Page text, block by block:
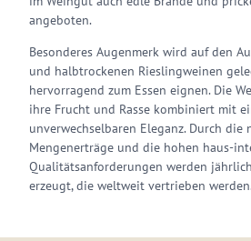
angeboten.
Besonderes Augenmerk wird auf den
und halbtrockenen Rieslingweinen
hervorragend zum Essen eignen. Die
ihre Frucht und Rasse kombiniert mit
unverwechselbaren Eleganz. Durch die
Mengenerträge und die hohen haus-
Qualitätsanforderungen werden
erzeugt, die weltweit vertrieben